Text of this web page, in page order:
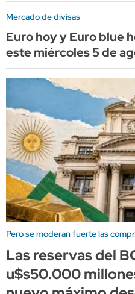
Mercado de divisas
Euro hoy y Euro blue
este miércoles 5 de
Pero se moderan fuerte las
Las reservas del
u$s50.000